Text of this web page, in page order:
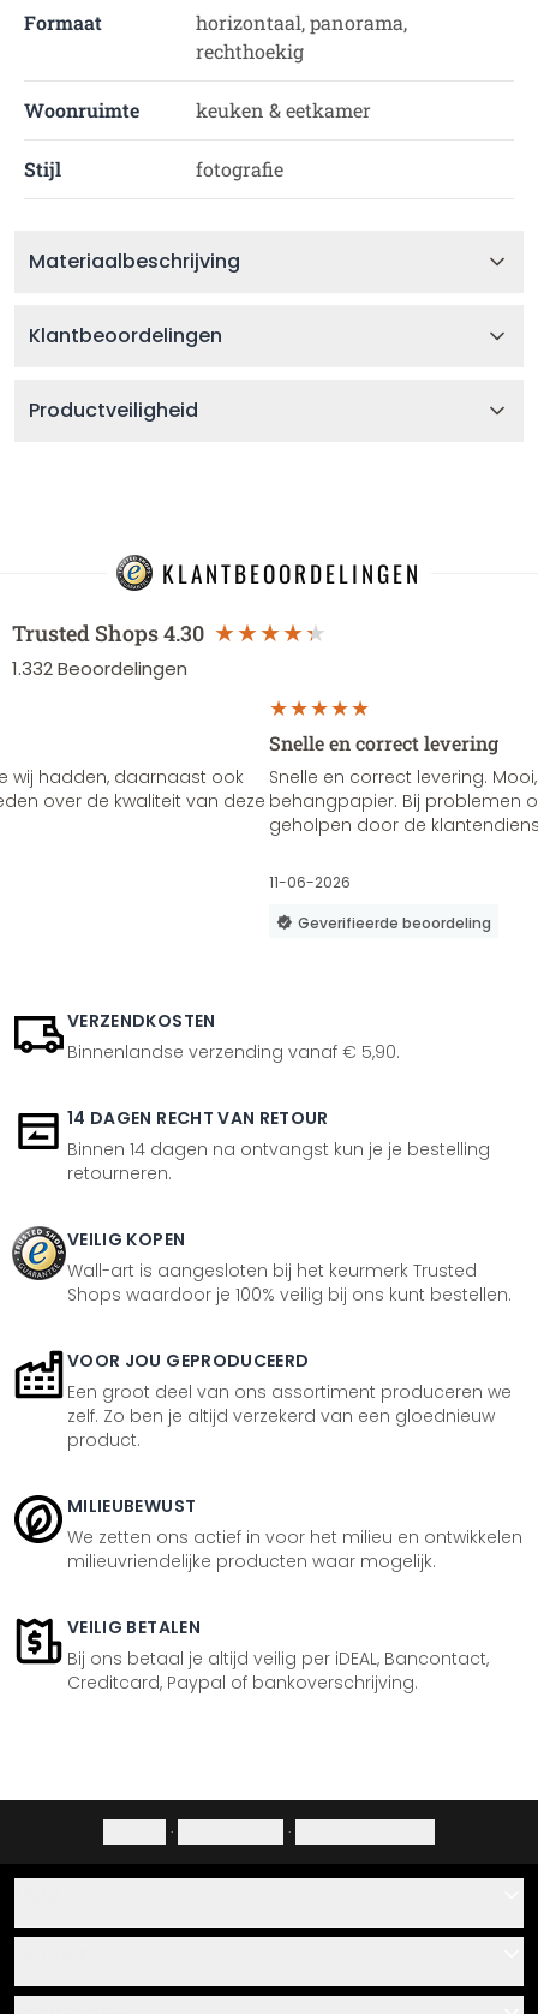
Formaat
horizontaal, panorama,
rechthoekig
Woonruimte keuken & eetkamer
Stijl fotografie
Materiaalbeschrijving
Klantbeoordelingen
Productveiligheid
KLANTBEOORDELINGEN
Trusted Shops4.30
1.332Beoordelingen
wij hadden, daarnaast ook
over de kwaliteit van deze
Snelle en correct levering
Snelle en correct levering.
behangpapier. Bij problemen
geholpen door de
11-06-2026
Geverifieerde beoordeling
VERZENDKOSTEN
Binnenlandse verzending vanaf € 5,90.
14 DAGEN RECHT VAN RETOUR
Binnen 14 dagen na ontvangst kun je je bestelling
retourneren.
VEILIG KOPEN
Wall-art is aangesloten bij het keurmerk Trusted
Shops waardoor je 100% veilig bij ons kunt bestellen.
VOOR JOU GEPRODUCEERD
Een groot deel van ons assortiment produceren we
zelf. Zo ben je altijd verzekerd van een gloednieuw
product.
MILIEUBEWUST
We zetten ons actief in voor het milieu en ontwikkelen
milieuvriendelijke producten waar mogelijk.
VEILIG BETALEN
Bij ons betaal je altijd veilig per iDEAL, Bancontact,
Creditcard, Paypal of bankoverschrijving.
· ·
Over ons